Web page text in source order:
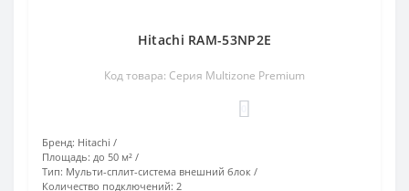
Hitachi RAM-53NP2E
Код товара: Серия Multizone Premium
Бренд: Hitachi
Площадь: до 50 м²
Тип: Мульти-сплит-система внешний блок
Количество подключений: 2